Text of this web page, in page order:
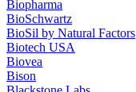
Biopharma
BioSchwartz
BioSil by Natural Factors
Biotech USA
Biovea
Bison